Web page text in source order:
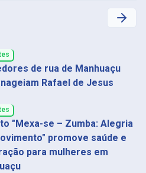
de rua de Manhuaçu
Rafael de Jesus
"Mexa-se – Zumba: Alegria
promove saúde e
para mulheres em